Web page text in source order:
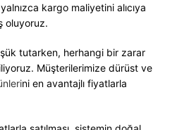
kargo maliyetini alıcıya
oluyoruz.
tutarken, herhangi bir zarar
Müşterilerimize dürüst ve
ni en avantajlı fiyatlarla